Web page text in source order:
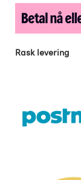
Rask levering